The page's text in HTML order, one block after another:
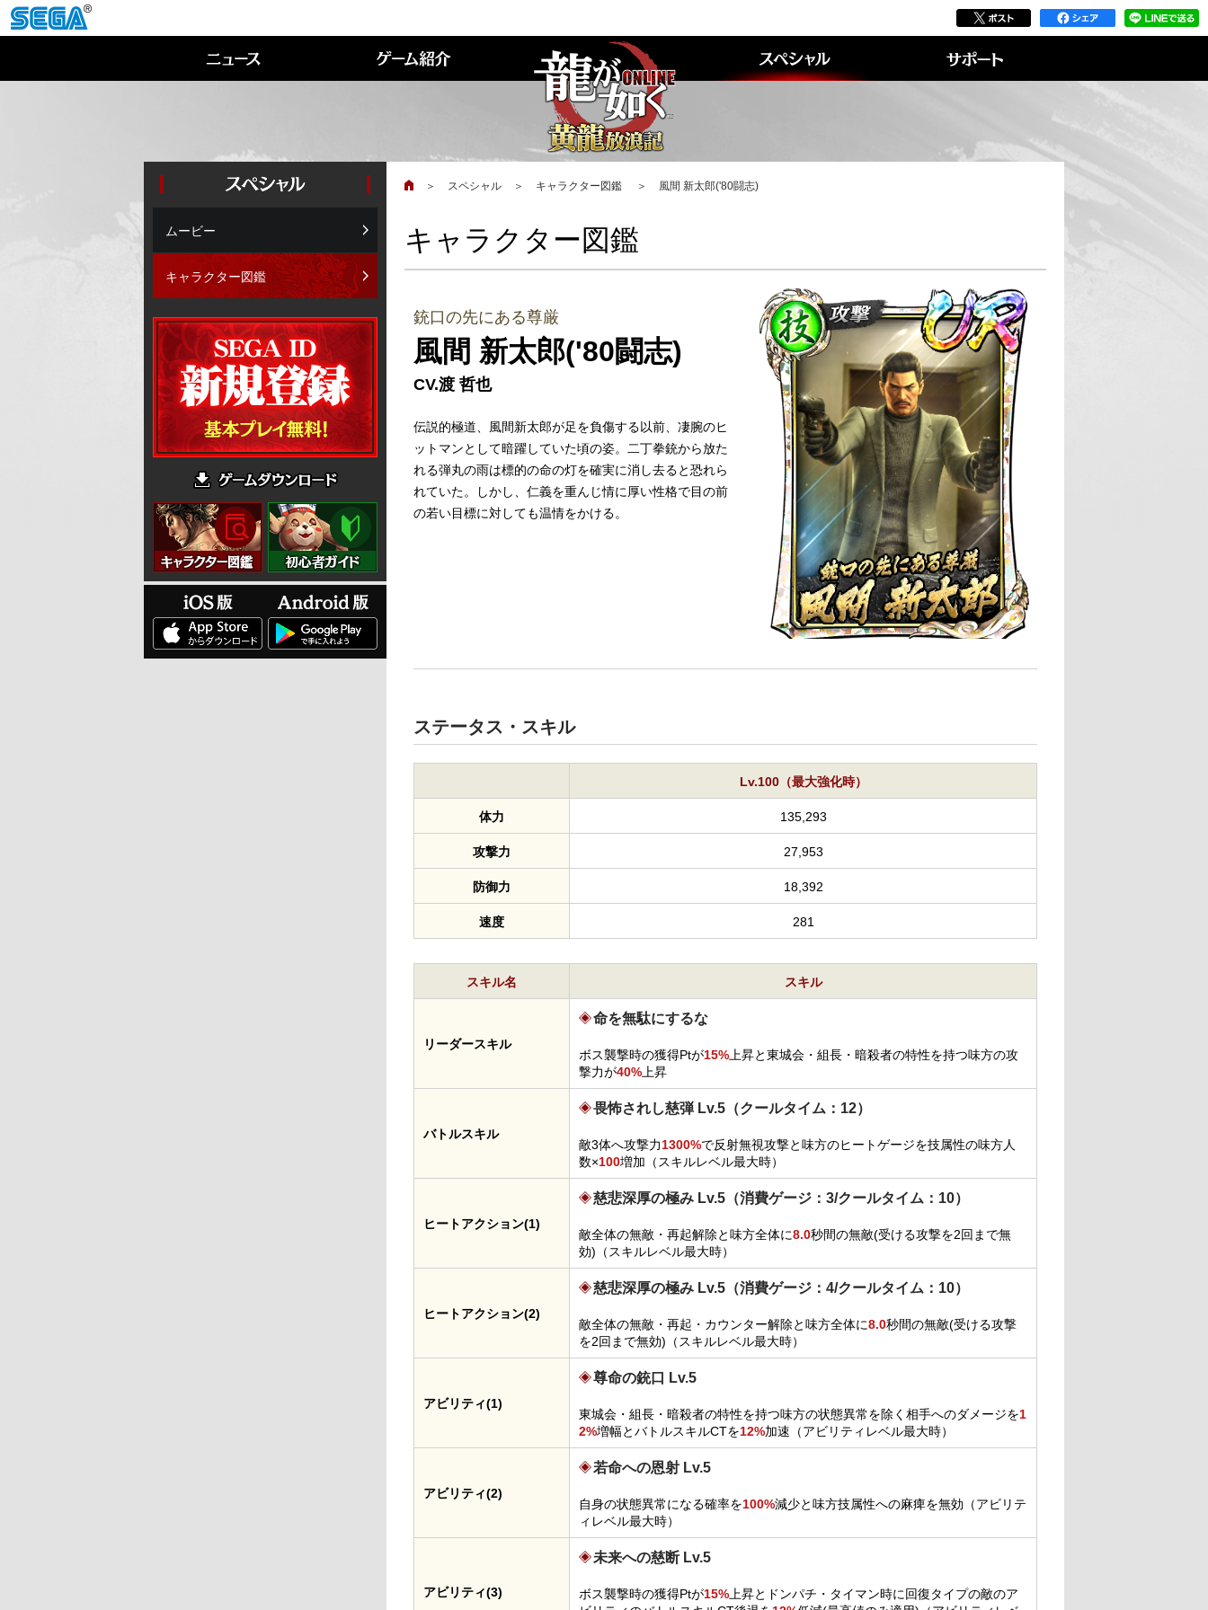
＞ スペシャル ＞ キャラクター図鑑 ＞ 風間 新太郎('80闘志)
キャラクター図鑑
銃口の先にある尊厳
風間 新太郎('80闘志)
CV.渡 哲也
伝説的極道、風間新太郎が足を負傷する以前、凄腕のヒ
ットマンとして暗躍していた頃の姿。二丁拳銃から放た
れる弾丸の雨は標的の命の灯を確実に消し去ると恐れら
れていた。しかし、仁義を重んじ情に厚い性格で目の前
の若い目標に対しても温情をかける。
ステータス・スキル
Lv.100（最大強化時）
体力 135,293
攻撃力 27,953
防御力 18,392
速度 281
スキル名 スキル
リーダースキル
命を無駄にするな
ボス襲撃時の獲得Ptが15% 上昇と東城会・組長・暗殺者の特性を持つ味方の攻
撃力が40% 上昇
バトルスキル
畏怖されし慈弾 Lv.5（クールタイム：12）
敵3体へ攻撃力1300%で反射無視攻撃と味方のヒートゲージを技属性の味方人
数×100増加（スキルレベル最大時）
ヒートアクション(1)
慈悲深厚の極み Lv.5（消費ゲージ：3/クールタイム：10）
敵全体の無敵・再起解除と味方全体に8.0秒間の無敵(受ける攻撃を2回まで無
効)（スキルレベル最大時）
ヒートアクション(2)
慈悲深厚の極み Lv.5（消費ゲージ：4/クールタイム：10）
敵全体の無敵・再起・カウンター解除と味方全体に8.0秒間の無敵(受ける攻撃
を2回まで無効)（スキルレベル最大時）
アビリティ(1)
尊命の銃口 Lv.5
東城会・組長・暗殺者の特性を持つ味方の状態異常を除く相手へのダメージを1
2%増幅とバトルスキルCTを12%加速（アビリティレベル最大時）
アビリティ(2)
若命への恩射 Lv.5
自身の状態異常になる確率を100%減少と味方技属性への麻痺を無効（アビリテ
ィレベル最大時）
アビリティ(3)
未来への慈断 Lv.5
ボス襲撃時の獲得Ptが15% 上昇とドンパチ・タイマン時に回復タイプの敵のア
ムービー
キャラクター図鑑